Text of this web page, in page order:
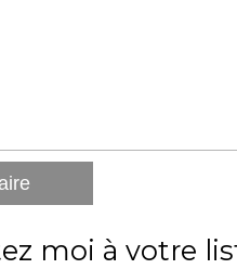
moi à votre